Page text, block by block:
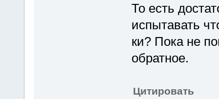
То есть
испытавать
ки? Пока не
обратное.
Цитировать